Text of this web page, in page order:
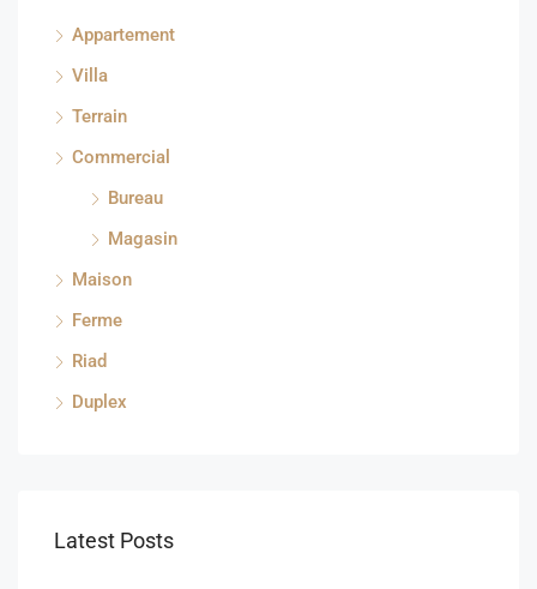
Appartement
Villa
Terrain
Commercial
Bureau
Magasin
Maison
Ferme
Riad
Duplex
Latest Posts